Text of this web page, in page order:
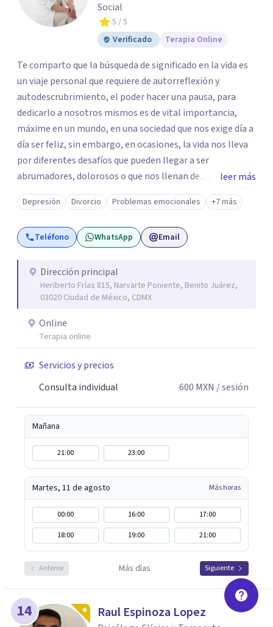
Social
5 / 5
Verificado
Terapia Online
Te comparto que la búsqueda de significado en la vida es
un viaje personal que requiere de autorreflexión y
autodescrubrimiento, el poder hacer una pausa, para
dedicarlo a nosotros mismos es de vital importancia,
máxime en un mundo, en una sociedad que nos exige día a
día ser feliz, sin embargo, en ocasiones, la vida nos lleva
por diferentes desafíos que pueden llegar a ser
abrumadores, dolorosos o que nos llenan de
preocupación al momento de tratar de resolverlos. Si
sientes que estos desafíos, dificultan tu vida, te invito a
que exploremos juntos las situaciones que estás viviendo
en un espacio seguro, respetuoso, confiable y
egresada de Dimensión Psicoanalítica, Licenciada en
Psicología por la UVM y Licenciada en Trabajo Social por
la UNAM. Cuento con los siguientes diplomados:
Introducción a la Lectura de Lacan: del sujeto al parletrè y
Principales aportaciones al psicoanálisis con niños y
adolescentes. Además de varios cursos y talleres, entre
ellos: Abordaje Psicológico del Duelo Infantil, El objeto
del fantasma y transferencia; Narcisismo, del mito a la
escucharte.
leer más
Depresión Divorcio Problemas emocionales +7 más
Teléfono WhatsApp Email
Dirección principal
Heriberto Frías 815, Narvarte Poniente, Benito Juárez,
03020 Ciudad de México, CDMX
Online
Terapia online
Servicios y precios
Consulta individual
600 MXN / sesión
Mañana
21:00 23:00
Martes, 11 de agosto Más horas
00:00 16:00
17:00
18:00
19:00 21:00
Anterior Más días Siguiente
14 Raul Espinoza Lopez